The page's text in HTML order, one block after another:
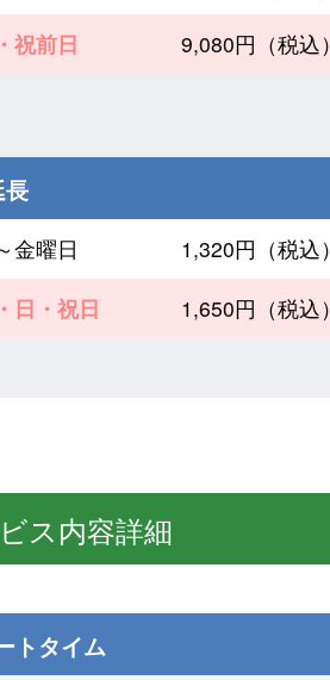
祝前日
9,080円（税込）
金曜日
1,320円（税込）
日・祝日
1,650円（税込）
ス内容詳細
トタイム